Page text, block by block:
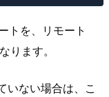
トを、リモート
ります。
いない場合は、こ